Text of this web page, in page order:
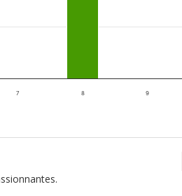
7 8 9